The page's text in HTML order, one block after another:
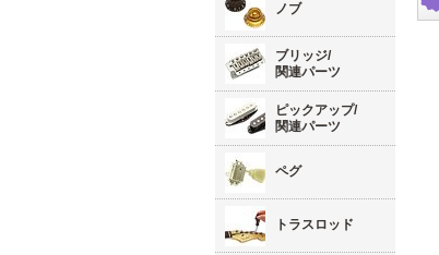
ノブ
ブリッジ/
関連パーツ
ピックアップ/
関連パーツ
ペグ
トラスロッド